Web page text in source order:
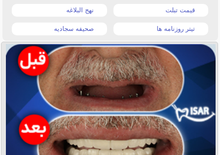
قیمت تبلت نهج البلاغه
تیتر روزنامه ها صحیفه سجادیه